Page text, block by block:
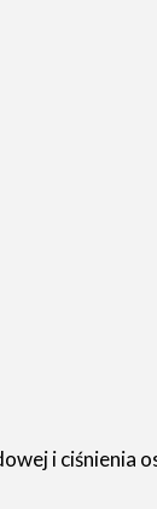
i ciśnienia